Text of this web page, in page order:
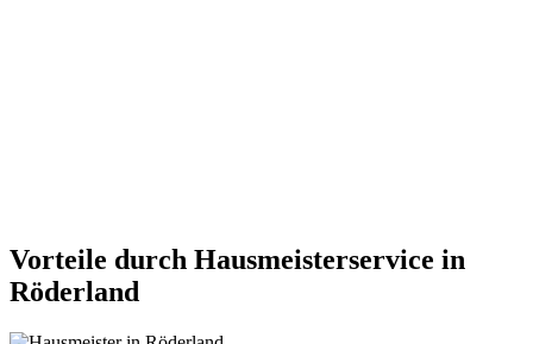
Vorteile durch Hausmeisterservice in
Röderland